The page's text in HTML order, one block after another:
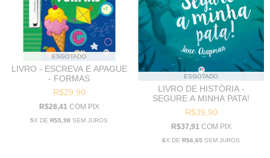
ESGOTADO
LIVRO - ESCREVA E APAGUE
- FORMAS
R$29,90
R$28,41 COM PIX
5X DE R$5,98 SEM JUROS
ESGOTADO
LIVRO DE HISTÓRIA -
SEGURE A MINHA PATA!
R$39,90
R$37,91 COM PIX
6X DE R$6,65 SEM JUROS